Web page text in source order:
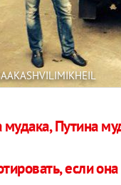
Путина
если